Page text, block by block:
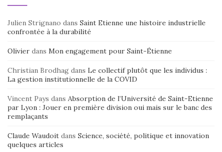
Julien Strignano dans Saint Etienne une histoire industrielle
confrontée à la durabilité
Olivier dans Mon engagement pour Saint-Étienne
Christian Brodhag dans Le collectif plutôt que les individus :
La gestion institutionnelle de la COVID
Vincent Pays dans Absorption de l’Université de Saint-Etienne
par Lyon : Jouer en première division oui mais sur le banc des
remplaçants
Claude Waudoit dans Science, société, politique et innovation
quelques articles